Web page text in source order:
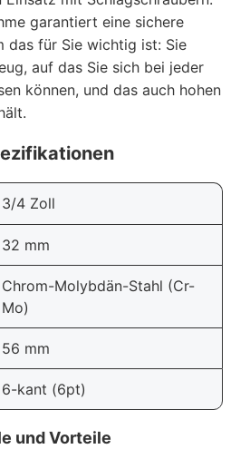
garantiert eine sichere
das für Sie wichtig ist: Sie
auf das Sie sich bei jeder
können, und das auch hohen
3/4 Zoll
32 mm
Chrom-Molybdän-Stahl (Cr-
Mo)
56 mm
6-kant (6pt)
und Vorteile